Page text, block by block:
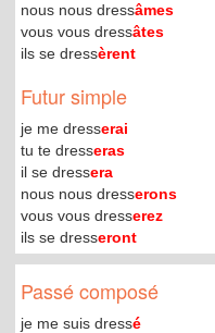
nous nous dressâmes
vous vous dressâtes
ils se dressèrent
Futur simple
je me dresserai
tu te dresseras
il se dressera
nous nous dresserons
vous vous dresserez
ils se dresseront
Passé composé
je me suis dressé